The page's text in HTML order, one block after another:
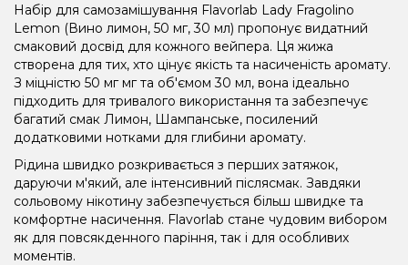
Набір для самозамішування Flavorlab Lady Fragolino
Lemon (Вино лимон, 50 мг, 30 мл) пропонує видатний
смаковий досвід для кожного вейпера. Ця жижа
створена для тих, хто цінує якість та насиченість аромату.
З міцністю 50 мг мг та об'ємом 30 мл, вона ідеально
підходить для тривалого використання та забезпечує
багатий смак Лимон, Шампанське, посилений
додатковими нотками для глибини аромату.
Рідина швидко розкривається з перших затяжок,
даруючи м'який, але інтенсивний післясмак. Завдяки
сольовому нікотину забезпечується більш швидке та
комфортне насичення. Flavorlab стане чудовим вибором
як для повсякденного паріння, так і для особливих
моментів.